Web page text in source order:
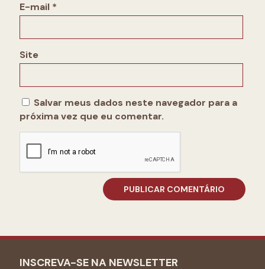
E-mail *
Site
Salvar meus dados neste navegador para a
próxima vez que eu comentar.
INSCREVA-SE NA NEWSLETTER